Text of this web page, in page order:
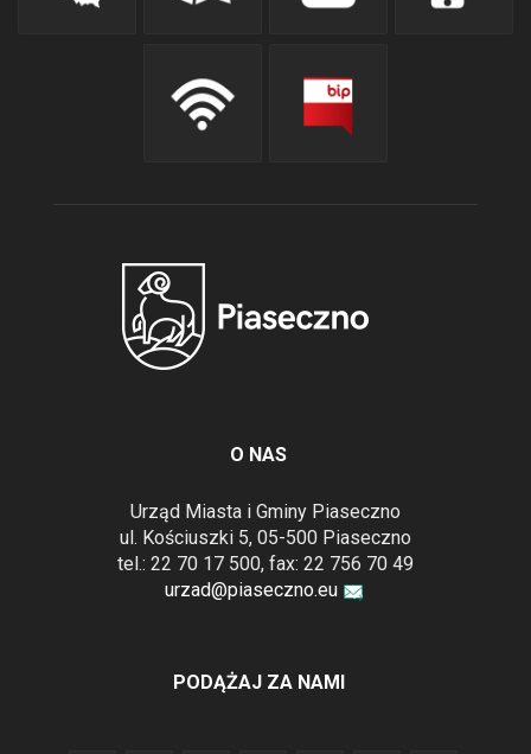
O NAS
Urząd Miasta i Gminy Piaseczno
ul. Kościuszki 5, 05-500 Piaseczno
tel.: 22 70 17 500, fax: 22 756 70 49
urzad@piaseczno.eu
PODĄŻAJ ZA NAMI